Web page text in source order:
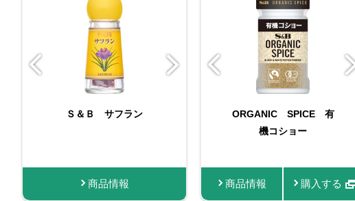
Ｓ＆Ｂ サフラン
商品情報
Ｓ＆Ｂ 袋入りサフラン
商品情報 購入する
マイチョイス コショ
購入する
ORGANIC SPICE 有
機コショー
商品情報 購入する